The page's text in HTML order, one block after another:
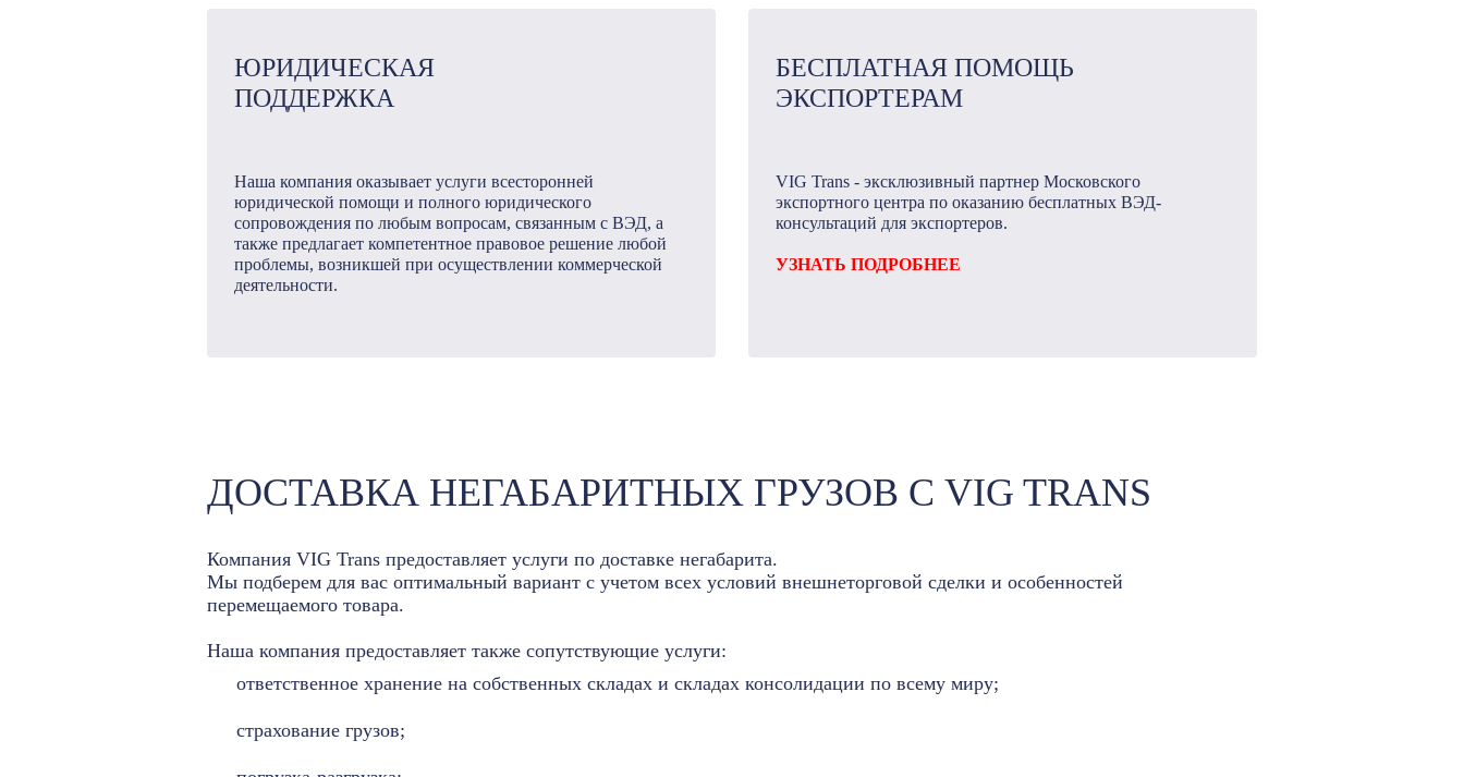
ЮРИДИЧЕСКАЯ
ПОДДЕРЖКА
Наша компания оказывает услуги всесторонней
юридической помощи и полного юридического
сопровождения по любым вопросам, связанным с ВЭД, а
также предлагает компетентное правовое решение любой
проблемы, возникшей при осуществлении коммерческой
деятельности.
БЕСПЛАТНАЯ ПОМОЩЬ
ЭКСПОРТЕРАМ
VIG Trans - эксклюзивный партнер Московского
экспортного центра по оказанию бесплатных ВЭД-
консультаций для экспортеров.
УЗНАТЬ ПОДРОБНЕЕ
ДОСТАВКА НЕГАБАРИТНЫХ ГРУЗОВ С VIG TRANS
Компания VIG Trans предоставляет услуги по доставке негабарита.
Мы подберем для вас оптимальный вариант с учетом всех условий внешнеторговой сделки и особенностей
перемещаемого товара.
Наша компания предоставляет также сопутствующие услуги:
ответственное хранение на собственных складах и складах консолидации по всему миру;
страхование грузов;